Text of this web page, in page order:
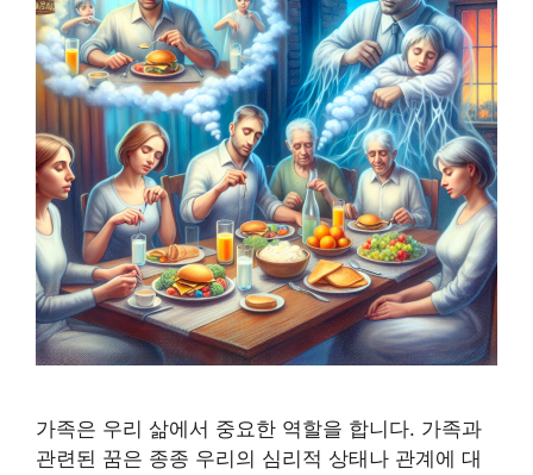
가족은 우리 삶에서 중요한 역할을 합니다. 가족과
관련된 꿈은 종종 우리의 심리적 상태나 관계에 대